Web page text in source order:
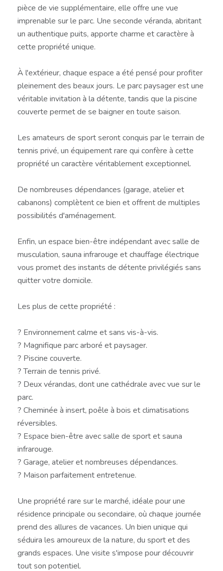
pièce de vie supplémentaire, elle offre une vue
imprenable sur le parc. Une seconde véranda, abritant
un authentique puits, apporte charme et caractère à
cette propriété unique.
À l'extérieur, chaque espace a été pensé pour profiter
pleinement des beaux jours. Le parc paysager est une
véritable invitation à la détente, tandis que la piscine
couverte permet de se baigner en toute saison.
Les amateurs de sport seront conquis par le terrain de
tennis privé, un équipement rare qui confère à cette
propriété un caractère véritablement exceptionnel.
De nombreuses dépendances (garage, atelier et
cabanons) complètent ce bien et offrent de multiples
possibilités d'aménagement.
Enfin, un espace bien-être indépendant avec salle de
musculation, sauna infrarouge et chauffage électrique
vous promet des instants de détente privilégiés sans
quitter votre domicile.
Les plus de cette propriété :
? Environnement calme et sans vis-à-vis.
? Magnifique parc arboré et paysager.
? Piscine couverte.
? Terrain de tennis privé.
? Deux vérandas, dont une cathédrale avec vue sur le
parc.
? Cheminée à insert, poêle à bois et climatisations
réversibles.
? Espace bien-être avec salle de sport et sauna
infrarouge.
? Garage, atelier et nombreuses dépendances.
? Maison parfaitement entretenue.
Une propriété rare sur le marché, idéale pour une
résidence principale ou secondaire, où chaque journée
prend des allures de vacances. Un bien unique qui
séduira les amoureux de la nature, du sport et des
grands espaces. Une visite s'impose pour découvrir
tout son potentiel.